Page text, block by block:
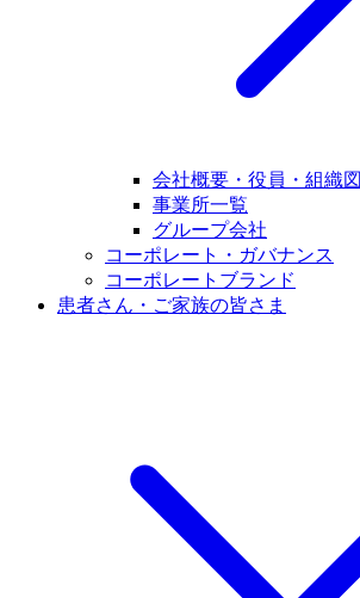
会社概要・役員・組織図
事業所一覧
グループ会社
コーポレート・ガバナンス
コーポレートブランド
患者さん・ご家族の皆さま